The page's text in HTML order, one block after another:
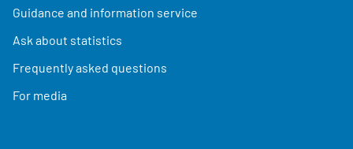
Guidance and information service
Ask about statistics
Frequently asked questions
For media